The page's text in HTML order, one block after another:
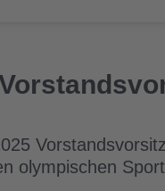
olympischen